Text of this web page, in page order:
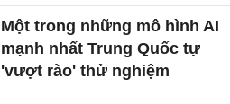
Một trong những mô hình AI
mạnh nhất Trung Quốc tự
'vượt rào' thử nghiệm